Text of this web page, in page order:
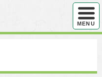
ハンバ
MENU